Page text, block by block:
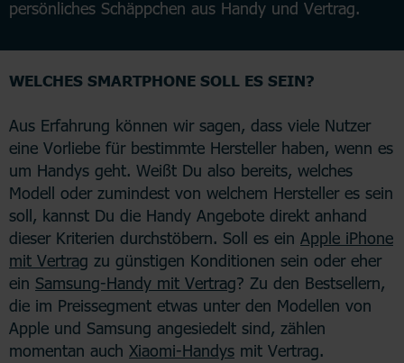
persönliches Schäppchen aus Handy und Vertrag.
WELCHES SMARTPHONE SOLL ES SEIN?
Aus Erfahrung können wir sagen, dass viele Nutzer
eine Vorliebe für bestimmte Hersteller haben, wenn es
um Handys geht. Weißt Du also bereits, welches
Modell oder zumindest von welchem Hersteller es sein
soll, kannst Du die Handy Angebote direkt anhand
dieser Kriterien durchstöbern. Soll es ein Apple iPhone
mit Vertrag zu günstigen Konditionen sein oder eher
ein Samsung-Handy mit Vertrag? Zu den Bestsellern,
die im Preissegment etwas unter den Modellen von
Apple und Samsung angesiedelt sind, zählen
momentan auch Xiaomi-Handys mit Vertrag.